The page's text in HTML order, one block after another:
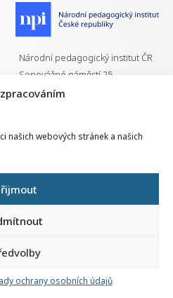
našich webových stránek a našich
ochrany osobních údajů
Národní pedagogický institut ČR
Senovážné náměstí 25
110 00 Praha 1